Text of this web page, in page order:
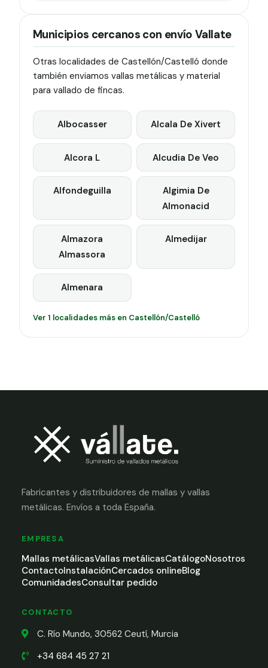
Municipios cercanos con envío Vallate
Otras localidades de Castellón/Castelló donde
también enviamos vallas metálicas y material
para vallado de fincas.
Albocasser Alcala De Xivert
Alcora L Alcudia De Veo
Alfondeguilla
Algimia De
Almonacid
Almazora
Almassora
Almedijar
Almenara
Ver 1 localidades más en Castellón/Castelló
Fabricantes y distribuidores de mallas y vallas
metálicas. Envíos a toda España.
EMPRESA
Mallas metálicasVallas metálicasCatálogoNosotros
ContactoInstalaciónCercados onlineBlog
ComunidadesConsultar pedido
CONTACTO
C. Río Mundo, 30562 Ceutí, Murcia
+34 684 45 27 21